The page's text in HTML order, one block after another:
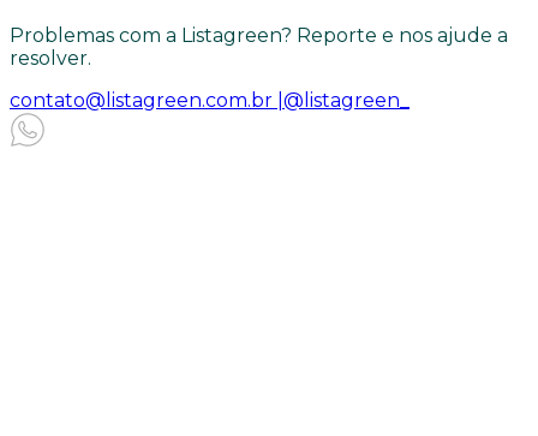
Problemas com a Listagreen? Reporte e nos ajude a
resolver.
contato@listagreen.com.br | @listagreen_